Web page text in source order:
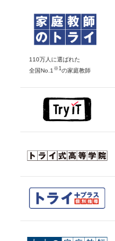
110万人に選ばれた
全国No.1 ※1 の家庭教師